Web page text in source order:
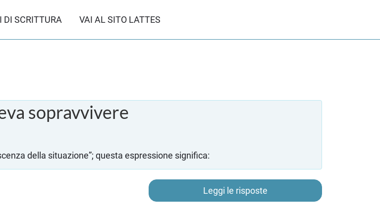
DI SCRITTURA VAI AL SITO LATTES
sopravvivere
della situazione”; questa espressione significa:
Leggi le risposte